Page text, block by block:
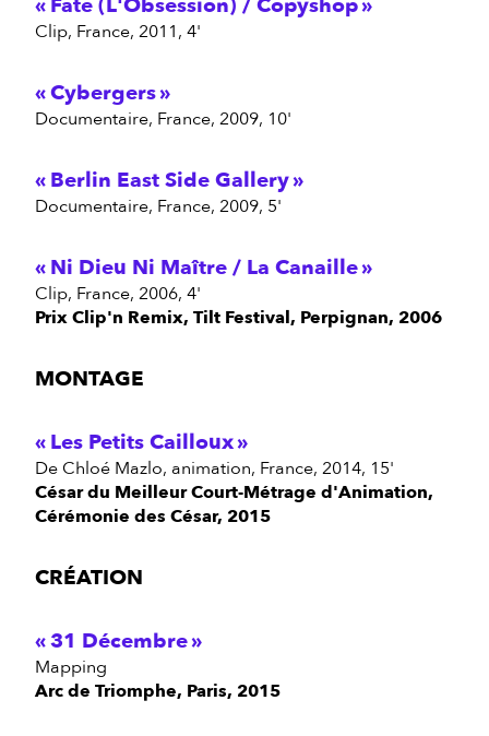
clip, France, 2011, 4'
Cybergers
documentaire, France, 2009, 10'
Berlin East Side Gallery
documentaire, France, 2009, 5'
Ni Dieu Ni Maître / La Canaille
clip, France, 2006, 4'
Prix Clip'n Remix, Tilt Festival, Perpignan, 2006
MONTAGE
Les Petits Cailloux
de Chloé Mazlo, animation, France, 2014, 15'
César du Meilleur Court-Métrage d'Animation,
Cérémonie des César, 2015
CRÉATION
31 Décembre
mapping
Arc de Triomphe, Paris, 2015